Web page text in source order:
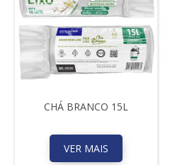
CHÁ BRANCO 15L
VER MAIS